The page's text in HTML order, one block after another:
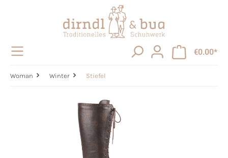
€0.00*
Woman Winter Stiefel
Skip image gallery